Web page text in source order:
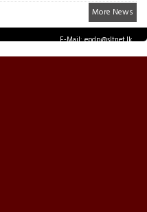
More News
E-Mail: epdp@sltnet.lk